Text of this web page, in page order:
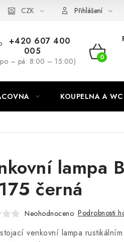
CZK Přihlášení
+420 607 400
005
– pá: 8:00 – 15:00)
KOUPELNA A WC
lampa
černá
Neohodnoceno Podrobnosti
venkovní lampa